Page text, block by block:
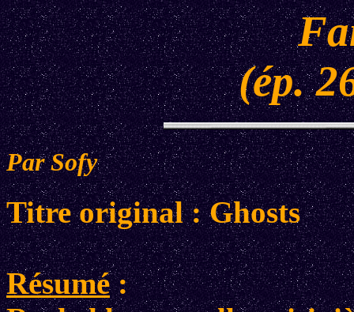
(ép.
Par Sofy
Titre original : Ghosts
Résumé: